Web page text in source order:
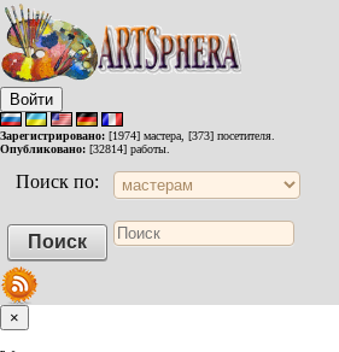
Войти
Зарегистрировано: [1974] мастера, [373] посетителя.
Опубликовано: [32814] работы.
Поиск по:
×